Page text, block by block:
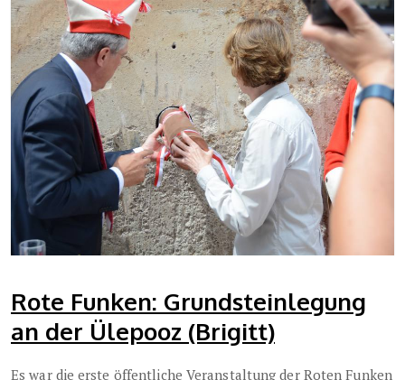
Rote Funken: Grundsteinlegung
an der Ülepooz (Brigitt)
Es war die erste öffentliche Veranstaltung der Roten Funken